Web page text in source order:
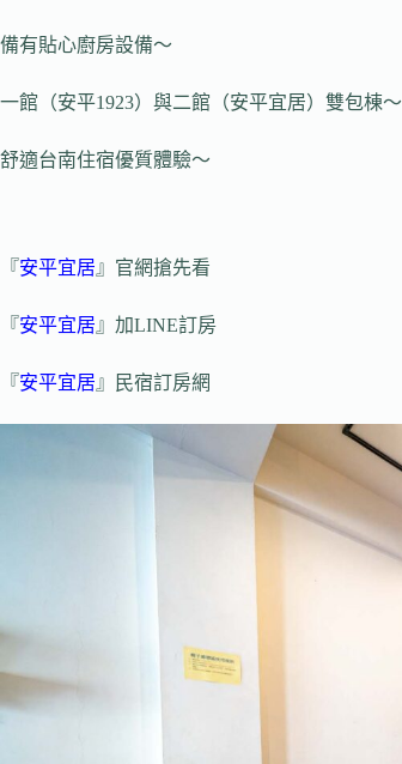
備有貼心廚房設備～
一館（安平1923）與二館（安平宜居）雙包棟～
舒適台南住宿優質體驗～
『安平宜居 』官網搶先看
『安平宜居 』加LINE訂房
『安平宜居 』民宿訂房網